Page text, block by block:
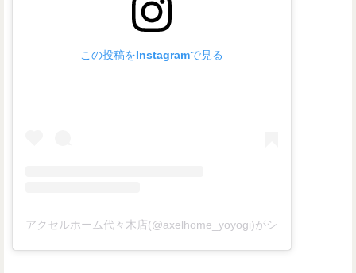
この投稿をInstagramで見る
アクセルホーム代々木店(@axelhome_yoyogi)がシェアした投稿